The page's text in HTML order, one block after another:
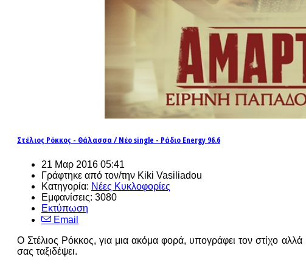
Στέλιος Ρόκκος - Θάλασσα / Νέο single - Ράδιο Energy 96.6
21 Μαρ 2016 05:41
Γράφτηκε από τον/την Kiki Vasiliadou
Κατηγορία: Νέες Κυκλοφορίες
Εμφανίσεις: 3080
Εκτύπωση
Email
Ο Στέλιος Ρόκκος, για μια ακόμα φορά, υπογράφει τον στίχο
σας ταξιδέψει.